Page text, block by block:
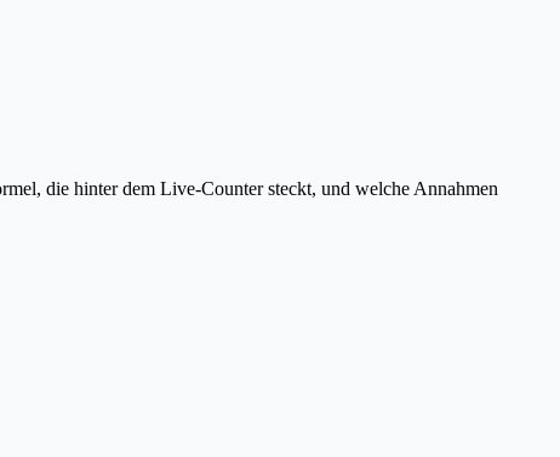
die hinter dem Live-Counter steckt, und welche Annahmen